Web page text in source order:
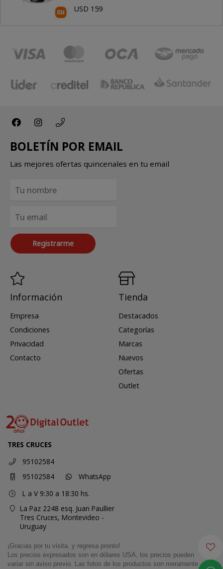
USD 159
BOLETÍN POR EMAIL
Las mejores ofertas quincenales en tu email
Registrarme
Información
Empresa
Condiciones
Privacidad
Contacto
Tienda
Destacados
Categorías
Marcas
Nuevos
Ofertas
Outlet
TRES CRUCES
95102584
95102584
WhatsApp
L a V 9:30 a 18:30 hs.
La Paz 2248 esq. Juan Paullier
Tres Cruces, Montevideo -
Uruguay
¡Gracias por tu visita. y regresa pronto!
Los precios expresados son en dólares USA, los precios pueden
variar sin aviso previo. Las fotos de los productos son meramente